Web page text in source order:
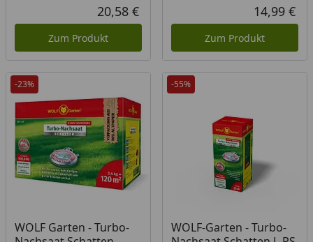
Rabatt in Prozent
Ursprünglicher Preis
Aktueller Preis
20,58 €
Zum Produkt
14,99 €
Zum Produkt
-23%
WOLF Garten - Turbo-
Produkt am Lager
-55%
WOLF-Garten - Turbo-
Produkt am Lager